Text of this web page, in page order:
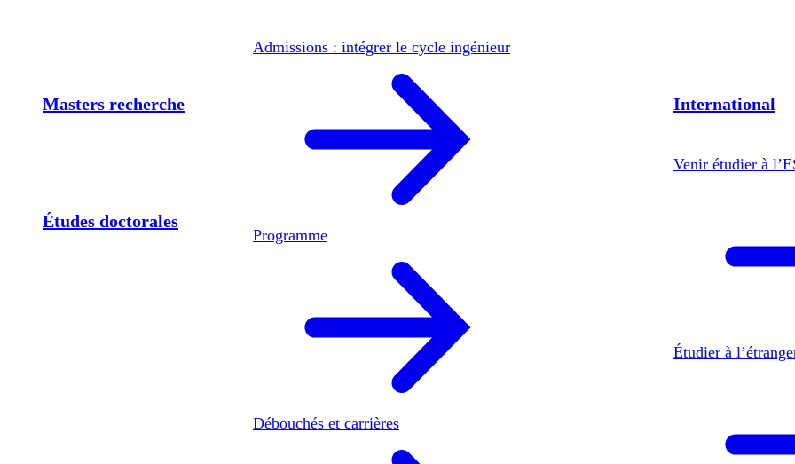
Admissions : intégrer le cycle ingénieur
Programme
Débouchés et carrières
International
Venir étudier à
Étudier à
Masters recherche
Études doctorales